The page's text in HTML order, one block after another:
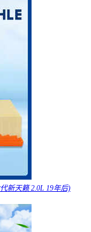
新天籁 2.0L 19年后)